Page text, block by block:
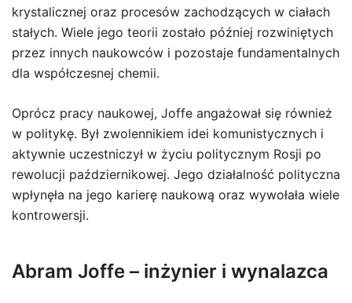
krystalicznej oraz procesów zachodzących w ciałach
stałych. Wiele jego teorii zostało później rozwiniętych
przez innych naukowców i pozostaje fundamentalnych
dla współczesnej chemii.
Oprócz pracy naukowej, Joffe angażował się również
w politykę. Był zwolennikiem idei komunistycznych i
aktywnie uczestniczył w życiu politycznym Rosji po
rewolucji październikowej. Jego działalność polityczna
wpłynęła na jego karierę naukową oraz wywołała wiele
kontrowersji.
Abram Joffe – inżynier i wynalazca